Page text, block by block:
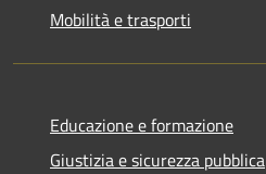
Mobilità e trasporti
Educazione e formazione
Giustizia e sicurezza pubblica